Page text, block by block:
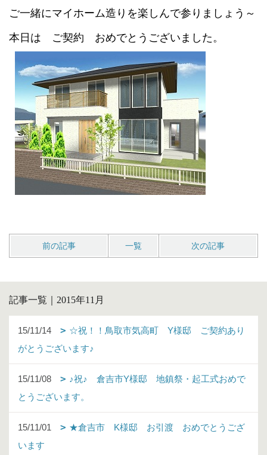
ご一緒にマイホーム造りを楽しんで参りましょう～
本日は ご契約 おめでとうございました。
前の記事 一覧 次の記事
記事一覧｜2015年11月
15/11/14
☆祝！！鳥取市気高町 Y様邸 ご契約あり
がとうございます♪
15/11/08
♪祝♪ 倉吉市Y様邸 地鎮祭・起工式おめで
とうございます。
15/11/01
★倉吉市 K様邸 お引渡 おめでとうござ
います